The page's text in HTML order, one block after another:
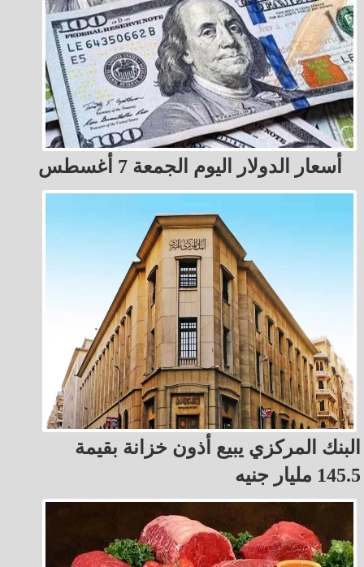
أسعار الدولار اليوم الجمعة 7 أغسطس
البنك المركزي يبيع أذون خزانة بقيمة
145.5 مليار جنيه